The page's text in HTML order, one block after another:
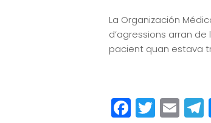
La Organización
d’agressions arran
pacient quan estava